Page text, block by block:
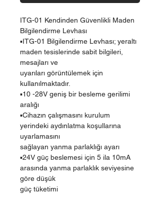
ITG-01 Kendinden Güvenlikli Maden
Bilgilendirme Levhası
▪ITG-01 Bilgilendirme Levhası; yeraltı
maden tesislerinde sabit bilgileri,
mesajları ve
uyarıları görüntülemek için
kullanılmaktadır.
▪10 -28V geniş bir besleme gerilimi
aralığı
▪Cihazın çalışmasını kurulum
yerindeki aydınlatma koşullarına
uyarlamasını
sağlayan yanma parlaklığı ayarı
▪24V güç beslemesi için 5 ila 10mA
arasında yanma parlaklık seviyesine
göre düşük
güç tüketimi